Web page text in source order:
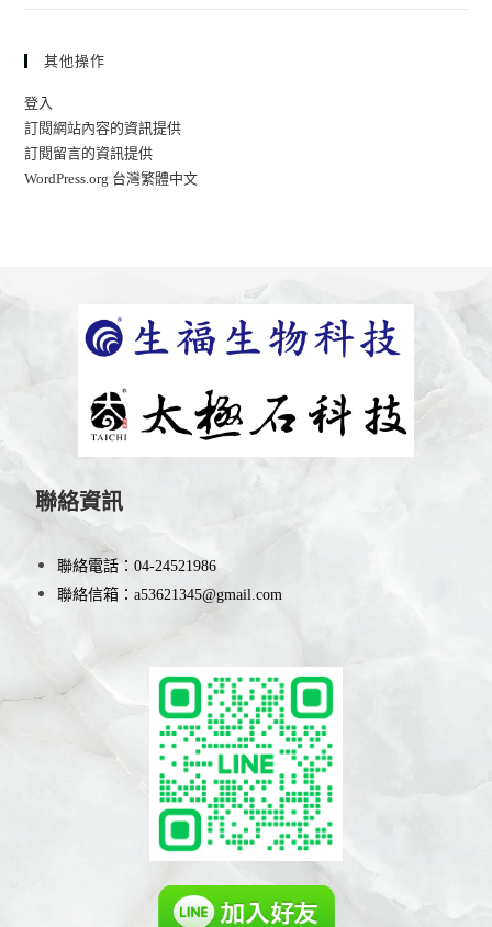
其他操作
登入
訂閱網站內容的資訊提供
訂閱留言的資訊提供
WordPress.org 台灣繁體中文
聯絡資訊
聯絡電話：04-24521986
聯絡信箱：a53621345@gmail.com